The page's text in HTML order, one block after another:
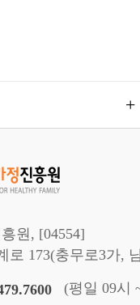
원, [04554]
로 173(충무로3가,
(평일 09시